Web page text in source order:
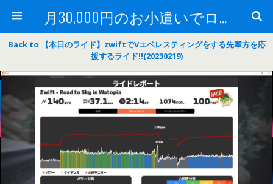
月30,000円のお小遣いでロードバイク
Back to 【本日のライド】zwiftでVエベレスティングをする先輩方を応
援するライド‼(20230219)